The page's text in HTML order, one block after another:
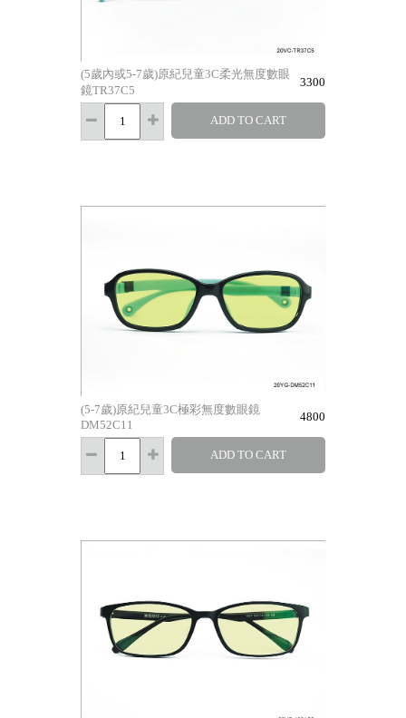
(5歲內或5-7歲)原紀兒童3C柔光無度數眼
鏡TR37C5
3300
ADD TO CART
(5-7歲)原紀兒童3C極彩無度數眼鏡
DM52C11
4800
ADD TO CART